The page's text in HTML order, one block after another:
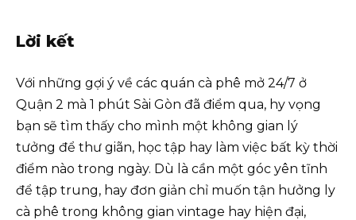
Lời kết
Với những gợi ý về các quán cà phê mở 24/7 ở
Quận 2 mà 1 phút Sài Gòn đã điểm qua, hy vọng
bạn sẽ tìm thấy cho mình một không gian lý
tưởng để thư giãn, học tập hay làm việc bất kỳ thời
điểm nào trong ngày. Dù là cần một góc yên tĩnh
để tập trung, hay đơn giản chỉ muốn tận hưởng ly
cà phê trong không gian vintage hay hiện đại,